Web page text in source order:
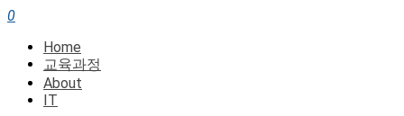
0
Home
교육과정
About
IT